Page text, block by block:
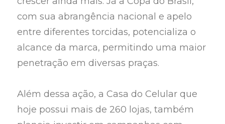
com sua abrangência nacional e apelo
entre diferentes torcidas, potencializa o
alcance da marca, permitindo uma maior
penetração em diversas praças.
Além dessa ação, a Casa do Celular que
hoje possui mais de 260 lojas, também